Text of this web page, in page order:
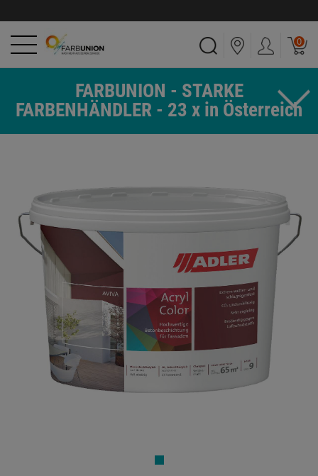
0
FARBUNION - STARKE
FARBENHÄNDLER - 23 x in Österreich